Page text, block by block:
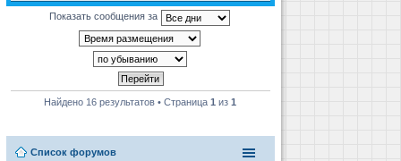
Показать сообщения за
Найдено 16 результатов • Страница1 из1
Список форумов